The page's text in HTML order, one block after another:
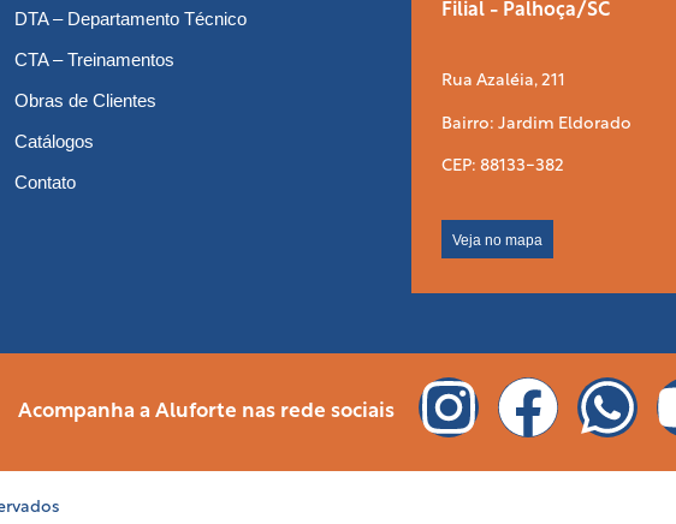
DTA – Departamento Técnico
CTA – Treinamentos
Obras de Clientes
Catálogos
Contato
Filial - Palhoça/SC
Rua Azaléia, 211
Bairro: Jardim Eldorado
CEP: 88133-382
Veja no mapa
Acompanha a Aluforte nas rede sociais